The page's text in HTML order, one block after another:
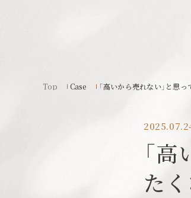
Top Case 「高いから売れない」と思
「
た